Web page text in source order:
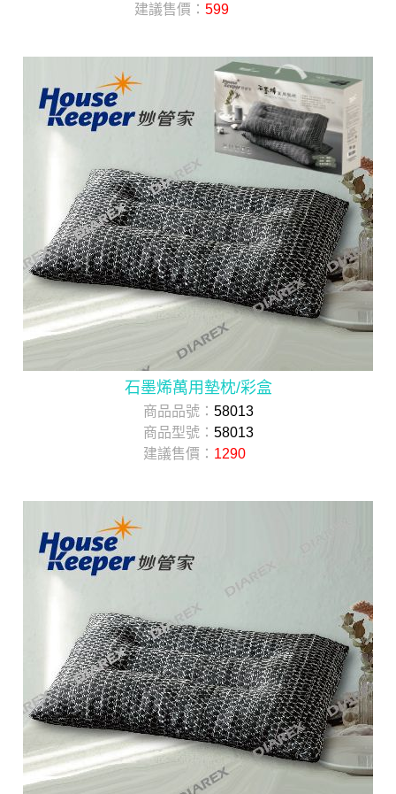
建議售價： 599
石墨烯萬用墊枕/彩盒
商品品號： 58013
商品型號： 58013
建議售價： 1290